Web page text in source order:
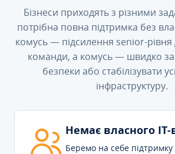
Бізнеси приходять з різними
потрібна повна підтримка без
комусь — підсилення senior-рівня
команди, а комусь — швидко
безпеки або стабілізувати
інфраструктуру.
Немає власного IT-
Беремо на себе підтримку